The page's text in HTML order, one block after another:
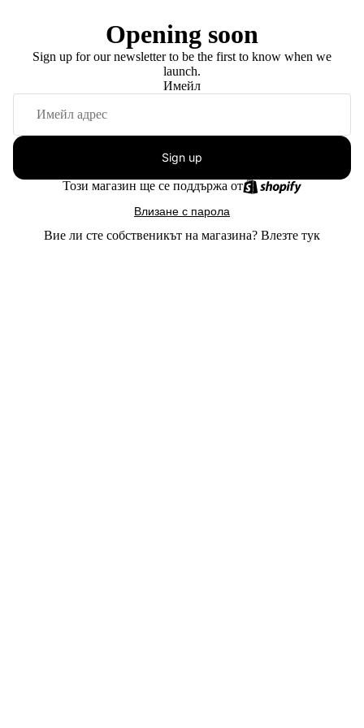
Opening soon
Sign up for our newsletter to be the first to know when we
launch.
Имейл
Sign up
Този магазин ще се поддържа от
Влизане с парола
Вие ли сте собственикът на магазина? Влезте тук